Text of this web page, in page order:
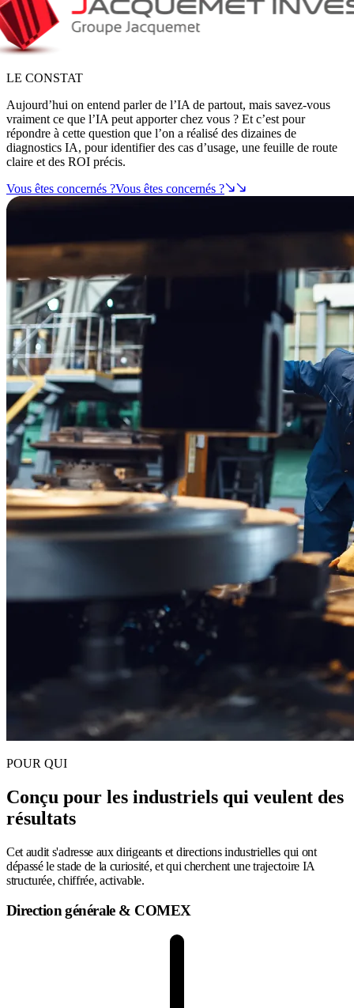
LE CONSTAT
Aujourd’hui on entend parler de l’IA de partout, mais savez-vous
vraiment ce que l’IA peut apporter chez vous ? Et c’est pour
répondre à cette question que l’on a réalisé des dizaines de
diagnostics IA, pour identifier des cas d’usage, une feuille de route
claire et des ROI précis.
Vous êtes concernés ?Vous êtes concernés ?
POUR QUI
Conçu pour les industriels qui veulent des
résultats
Cet audit s'adresse aux dirigeants et directions industrielles qui ont
dépassé le stade de la curiosité, et qui cherchent une trajectoire IA
structurée, chiffrée, activable.
Direction générale & COMEX